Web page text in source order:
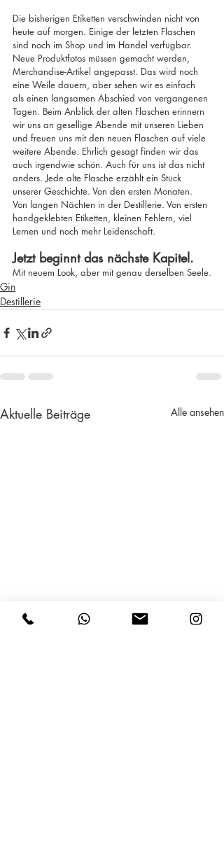
Die bisherigen Etiketten verschwinden nicht von
heute auf morgen. Einige der letzten Flaschen
sind noch im Shop und im Handel verfügbar.
Neue Produktfotos müssen gemacht werden,
Merchandise-Artikel angepasst. Das wird noch
eine Weile dauern, aber sehen wir es einfach
als einen langsamen Abschied von vergangenen
Tagen. Beim Anblick der alten Flaschen erinnern
wir uns an gesellige Abende mit unseren Lieben
und freuen uns mit den neuen Flaschen auf viele
weitere Abende. Ehrlich gesagt finden wir das
auch irgendwie schön. Auch für uns ist das nicht
anders. Jede alte Flasche erzählt ein Stück
unserer Geschichte. Von den ersten Monaten.
Von langen Nächten in der Destillerie. Von ersten
handgeklebten Etiketten, kleinen Fehlern, viel
Lernen und noch mehr Leidenschaft.
Jetzt beginnt das nächste Kapitel.
Mit neuem Look, aber mit genau derselben Seele.
Gin
Destillerie
Aktuelle Beiträge Alle ansehen